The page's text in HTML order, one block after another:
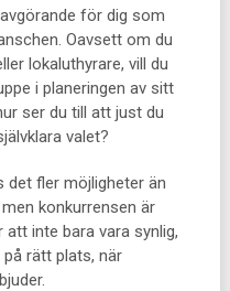
för dig som
Oavsett om du
lokaluthyrare, vill du
i planeringen av sitt
ser du till att just du
valet?
det fler möjligheter än
konkurrensen är
inte bara vara synlig,
rätt plats, när